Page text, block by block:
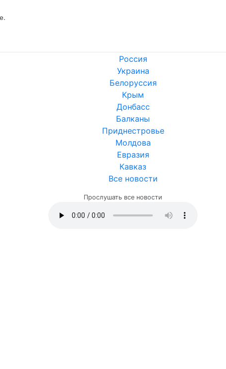
Россия
Украина
Белоруссия
Крым
Донбасс
Балканы
Приднестровье
Молдова
Евразия
Кавказ
Все новости
Прослушать все новости